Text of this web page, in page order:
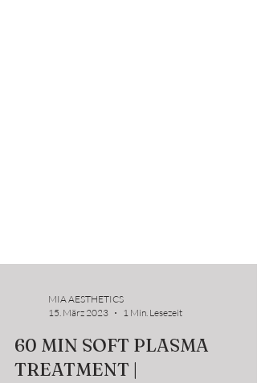
15. März 2023
1 Min. Lesezeit
60 MIN SOFT PLASMA